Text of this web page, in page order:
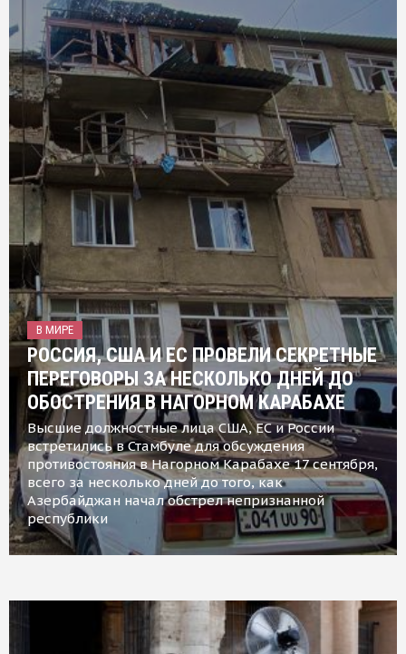
В МИРЕ
РОССИЯ, США И ЕС ПРОВЕЛИ СЕКРЕТНЫЕ
ПЕРЕГОВОРЫ ЗА НЕСКОЛЬКО ДНЕЙ ДО
ОБОСТРЕНИЯ В НАГОРНОМ КАРАБАХЕ
Высшие должностные лица США, ЕС и России
встретились в Стамбуле для обсуждения
противостояния в Нагорном Карабахе 17 сентября,
всего за несколько дней до того, как
Азербайджан начал обстрел непризнанной
республики